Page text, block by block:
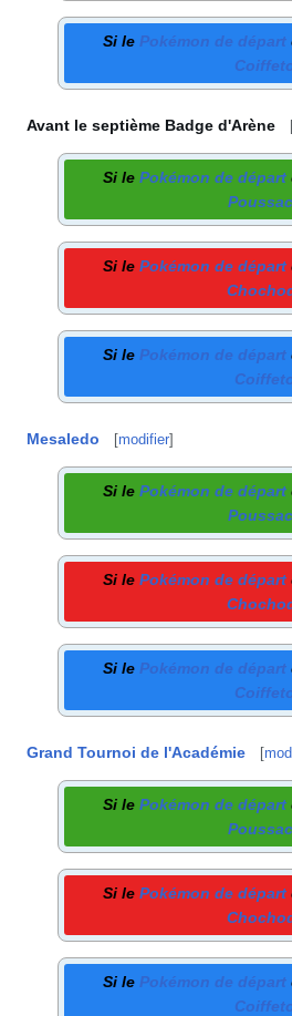
Si le Pokémon de départ
Avant le septième Badge d'Arène
Si le Pokémon de départ
Si le Pokémon de départ
Si le Pokémon de départ
Mesaledo [modifier]
Si le Pokémon de départ
Si le Pokémon de départ
Si le Pokémon de départ
Grand Tournoi de l'Académie [
Si le Pokémon de départ
Si le Pokémon de départ
Si le Pokémon de départ